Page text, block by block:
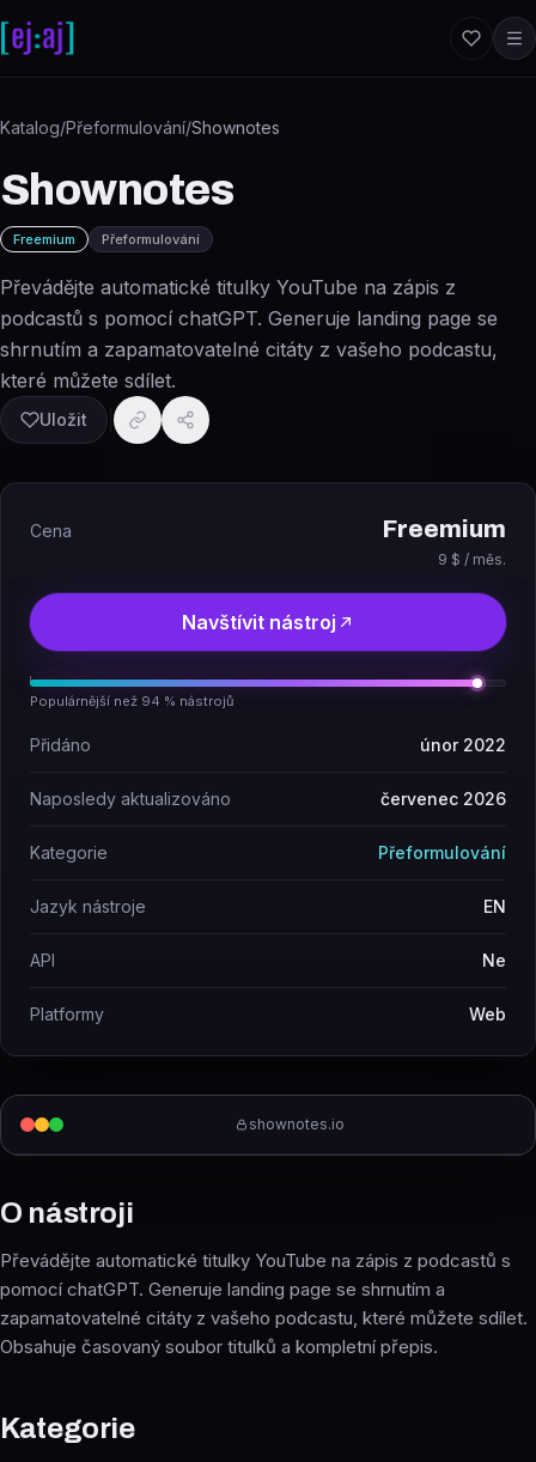
Katalog/Přeformulování/Shownotes
Shownotes
Freemium Přeformulování
Převádějte automatické titulky YouTube na zápis z
podcastů s pomocí chatGPT. Generuje landing page se
shrnutím a zapamatovatelné citáty z vašeho podcastu,
které můžete sdílet.
Uložit
shownotes.io
O nástroji
Převádějte automatické titulky YouTube na zápis z podcastů s
pomocí chatGPT. Generuje landing page se shrnutím a
zapamatovatelné citáty z vašeho podcastu, které můžete sdílet.
Obsahuje časovaný soubor titulků a kompletní přepis.
Kategorie
Cena Freemium
9 $ / měs.
Navštívit nástroj
Populárnější než 94 % nástrojů
Přidáno únor 2022
Naposledy aktualizováno červenec 2026
Kategorie Přeformulování
Jazyk nástroje EN
API Ne
Platformy Web